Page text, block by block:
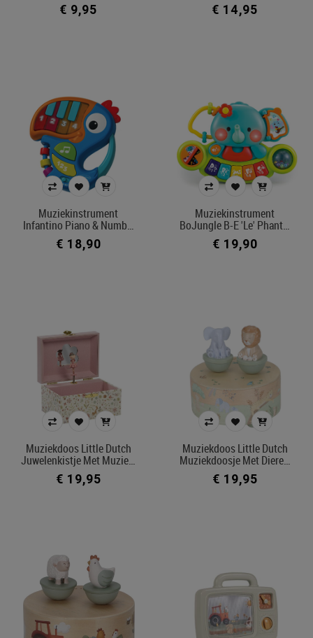
€ 9,95 € 14,95
Muziekinstrument
Infantino Piano & Numb…
€ 18,90
Muziekinstrument
BoJungle B-E 'Le' Phant…
€ 19,90
Muziekdoos Little Dutch
Juwelenkistje Met Muzie…
€ 19,95
Muziekdoos Little Dutch
Muziekdoosje Met Diere…
€ 19,95